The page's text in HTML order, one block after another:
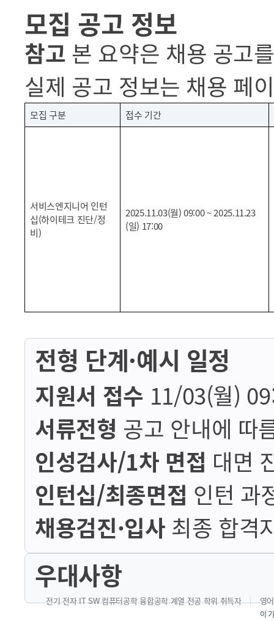
모집 공고 정보
참고 본 요약은 채용 공고
실제 공고 정보는 채용 페
모집 구분 접수 기간
서비스엔지니어 인턴
십(하이테크 진단/정
비)
2025.11.03(월) 09:00 ~ 2025.11.23
(일) 17:00
전형 단계·예시 일정
지원서 접수 11/03(월)
서류전형 공고 안내에 따
인성검사/1차 면접 대면
인턴십/최종면접 인턴 과
채용검진·입사 최종 합격
우대사항
전기 전자 IT SW 컴퓨터공학 융합공학 계열 전공 학위 취득자 영
이